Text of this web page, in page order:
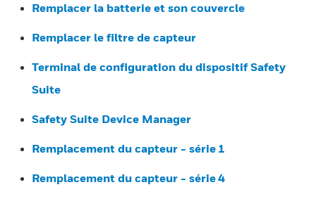
Remplacer la batterie et son couvercle
Remplacer le filtre de capteur
Terminal de configuration du dispositif Safety
Suite
Safety Suite Device Manager
Remplacement du capteur - série 1
Remplacement du capteur - série 4